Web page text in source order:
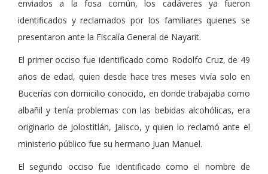
enviados a la fosa común, los cadáveres ya fueron
identificados y reclamados por los familiares quienes se
presentaron ante la Fiscalía General de Nayarit.
El primer occiso fue identificado como Rodolfo Cruz, de 49
años de edad, quien desde hace tres meses vivía solo en
Bucerías con domicilio conocido, en donde trabajaba como
albañil y tenía problemas con las bebidas alcohólicas, era
originario de Jolostitlán, Jalisco, y quien lo reclamó ante el
ministerio público fue su hermano Juan Manuel.
El segundo occiso fue identificado como el nombre de